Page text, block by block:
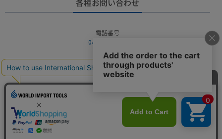
各種お問い合わせ
電話番号
045-949-2451
営業時間
10：00～19：00
お問い合わせフォームからお問い合わせ